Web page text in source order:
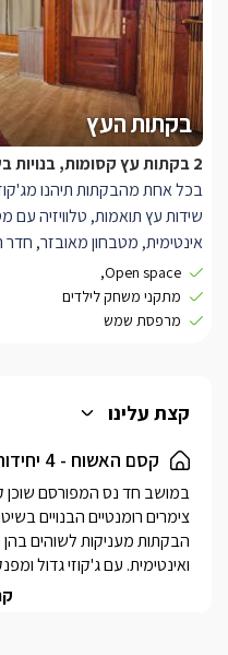
בקתות העץ
2 בקתות עץ קסומות, בנויות בשיטת Open space
בכל אחת מהבקתות תיהנו
אינטימית, מטבחון מאובזר,
שמש כיפית ומתחם חוץ מלא
Open space,
מתקני משחק לילדים
מרפסת שמש
להשקיף אל הכנרת והרי הסביבה.
קצת עלינו
קסם האשוח - 4 יחידות קסומות בחד נס